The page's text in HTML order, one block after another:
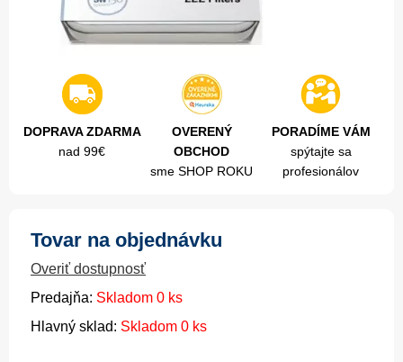
DOPRAVA ZDARMA
nad 99€
OVERENÝ
OBCHOD
sme SHOP ROKU
PORADÍME VÁM
spýtajte sa
profesionálov
Tovar na objednávku
Overiť dostupnosť
Predajňa: Skladom 0 ks
Hlavný sklad: Skladom 0 ks